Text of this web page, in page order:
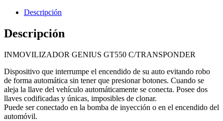
Descripción
Descripción
INMOVILIZADOR GENIUS GT550 C/TRANSPONDER
Dispositivo que interrumpe el encendido de su auto evitando robo
de forma automática sin tener que presionar botones. Cuando se
aleja la llave del vehículo automáticamente se conecta. Posee dos
llaves codificadas y únicas, imposibles de clonar.
Puede ser conectado en la bomba de inyección o en el encendido del
automóvil.